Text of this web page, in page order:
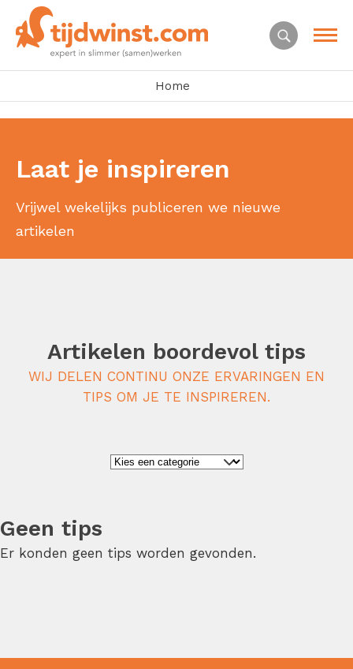
Home
Laat je inspireren
Vrijwel wekelijks publiceren we nieuwe
artikelen
Artikelen boordevol tips
WIJ DELEN CONTINU ONZE ERVARINGEN EN
TIPS OM JE TE INSPIREREN.
Geen tips
Er konden geen tips worden gevonden.